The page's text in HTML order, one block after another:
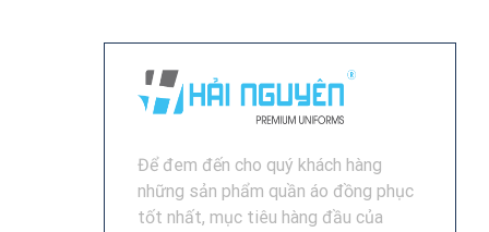
Để đem đến cho quý khách hàng
những sản phẩm quần áo đồng phục
tốt nhất, mục tiêu hàng đầu của